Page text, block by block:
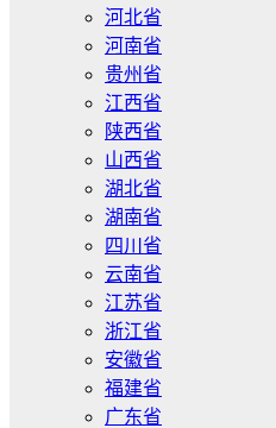
河北省
河南省
贵州省
江西省
陕西省
山西省
湖北省
湖南省
四川省
云南省
江苏省
浙江省
安徽省
福建省
广东省